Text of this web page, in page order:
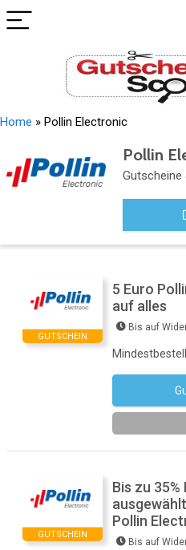
Home » Pollin Electronic
Pollin
Gutscheine
GUTSCHEIN
5 Euro
auf alles
Bis auf
GUTSCHEIN
Bis zu
Pollin
Bis auf